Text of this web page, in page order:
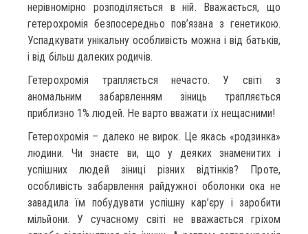
нерівномірно розподіляється в ній. Вважається, що
гетерохромія безпосередньо пов’язана з генетикою.
Успадкувати унікальну особливість можна і від батьків,
і від більш далеких родичів.
Гетерохромія трапляється нечасто. У світі з
аномальним забарвленням зіниць трапляється
приблизно 1% людей. Не варто вважати їх нещасними!
Гетерохромія – далеко не вирок. Це якась «родзинка»
людини. Чи знаєте ви, що у деяких знаменитих і
успішних людей зіниці різних відтінків? Проте,
особливість забарвлення райдужної оболонки ока не
завадила їм побудувати успішну кар’єру і заробити
мільйони. У сучасному світі не вважається гріхом